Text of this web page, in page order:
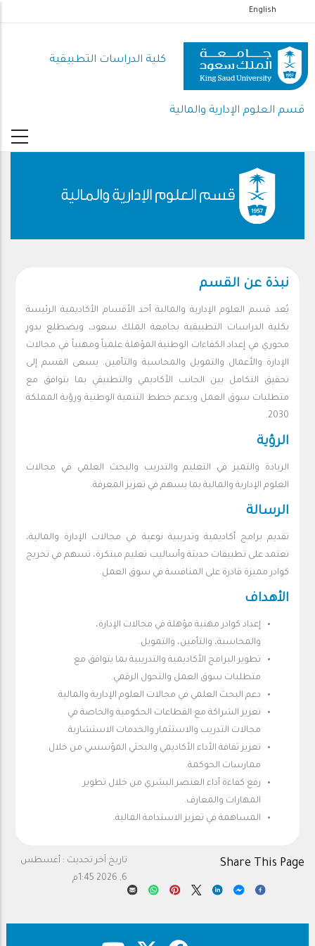
إلى
المحتوى
الرئيسي
English
كلية الدراسات التطبيقية
قسم العلوم الإدارية والمالية
نبذة عن القسم
يُعد قسم العلوم الإدارية والمالية أحد الأقسام الأكاديمية الرئيسة
بكلية الدراسات التطبيقية بجامعة الملك سعود، ويضطلع بدورٍ
محوري في إعداد الكفاءات الوطنية المؤهلة علمياً ومهنياً في مجالات
الإدارة والأعمال والتمويل والمحاسبة والتأمين. يسعى القسم إلى
تحقيق التكامل بين الجانب الأكاديمي والتطبيقي بما يتوافق مع
متطلبات سوق العمل ويدعم خطط التنمية الوطنية ورؤية المملكة
2030.
الرؤية
الريادة والتميز في التعليم والتدريب والبحث العلمي في مجالات
العلوم الإدارية والمالية بما يسهم في تعزيز المعرفة.
الرسالة
تقديم برامج أكاديمية وتدريبية نوعية في مجالات الإدارة والمالية،
تعتمد على تطبيقات حديثة وأساليب تعليم مبتكرة، تسهم في تخريج
كوادر مميزة قادرة على المنافسة في سوق العمل.
الأهداف
إعداد كوادر مهنية مؤهلة في مجالات الإدارة،
والمحاسبة، والتأمين، والتمويل.
تطوير البرامج الأكاديمية والتدريبية بما يتوافق مع
متطلبات سوق العمل والتحول الرقمي.
دعم البحث العلمي في مجالات العلوم الإدارية والمالية.
تعزيز الشراكة مع القطاعات الحكومية والخاصة في
مجالات التدريب والاستثمار والخدمات الاستشارية.
تعزيز ثقافة الأداء الأكاديمي والبحثي المؤسسي من خلال
ممارسات الحوكمة.
رفع كفاءة أداء العنصر البشري من خلال تطوير
المهارات والمعارف.
المساهمة في تعزيز الاستدامة المالية.
تاريخ آخر تحديث : أغسطس
6, 2026 1:45م
Share This Page